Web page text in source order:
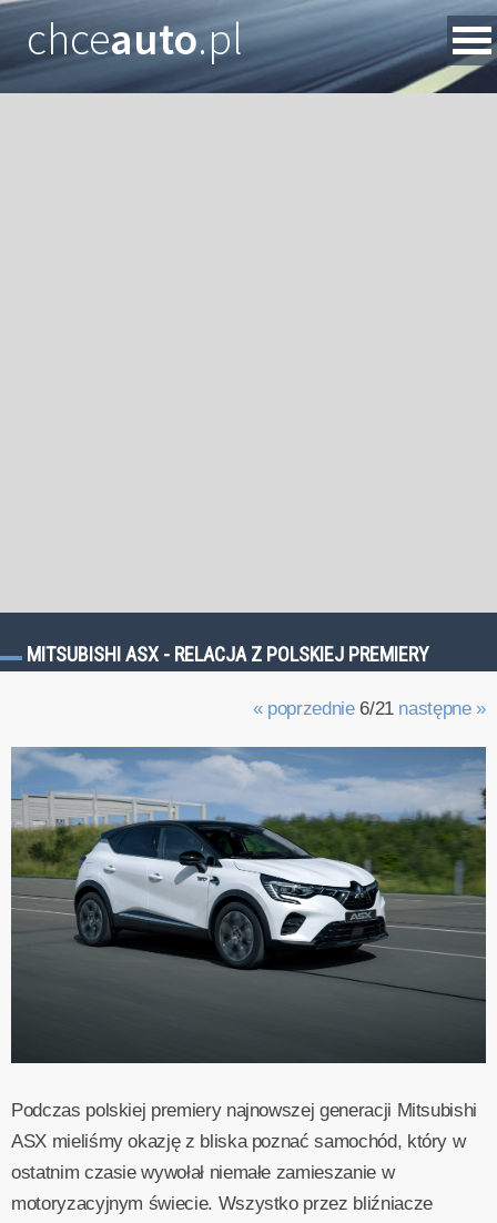
chceauto.pl
MITSUBISHI ASX - RELACJA Z POLSKIEJ PREMIERY
« poprzednie6/21 następne »
Podczas polskiej premiery najnowszej generacji Mitsubishi
ASX mieliśmy okazję z bliska poznać samochód, który w
ostatnim czasie wywołał niemałe zamieszanie w
motoryzacyjnym świecie. Wszystko przez bliźniacze